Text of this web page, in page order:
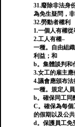
31.廢除非法身
為免生疑問，
32.勞動者權利
1.一個人有權
2.工人有權–
一種。自由組
利益；和
b。集體談判和
3.女工的雇主應
4.議會應頒布法
一種。規定人
b。確保同工同
C。確保為每
的假期以及公
d。保護員工免